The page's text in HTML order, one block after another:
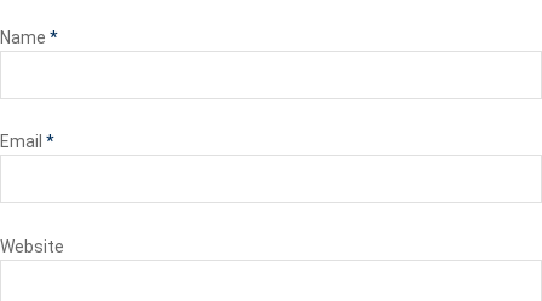
Name *
Email *
Website